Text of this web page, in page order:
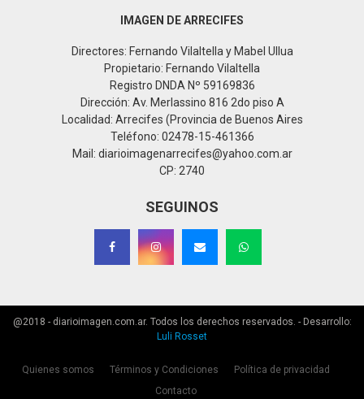
IMAGEN DE ARRECIFES
Directores: Fernando Vilaltella y Mabel Ullua
Propietario: Fernando Vilaltella
Registro DNDA Nº 59169836
Dirección: Av. Merlassino 816 2do piso A
Localidad: Arrecifes (Provincia de Buenos Aires
Teléfono: 02478-15-461366
Mail: diarioimagenarrecifes@yahoo.com.ar
CP: 2740
SEGUINOS
@2018 - diarioimagen.com.ar. Todos los derechos reservados. - Desarrollo:
Luli Rosset
Quienes somos Términos y Condiciones
Política de privacidad
Contacto